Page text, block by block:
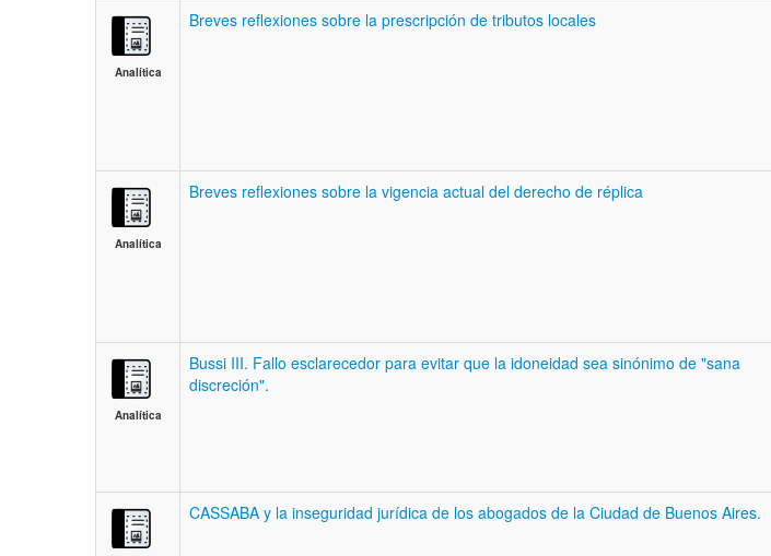
Analítica
Breves reflexiones sobre la prescripción de tributos locales
Analítica
Breves reflexiones sobre la vigencia actual del derecho de réplica
Analítica
Bussi III. Fallo esclarecedor para evitar que la idoneidad sea sinónimo de "sana
discreción".
CASSABA y la inseguridad jurídica de los abogados de la Ciudad de Buenos Aires.